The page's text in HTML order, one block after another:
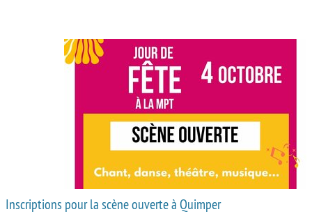
Inscriptions pour la scène ouverte à Quimper